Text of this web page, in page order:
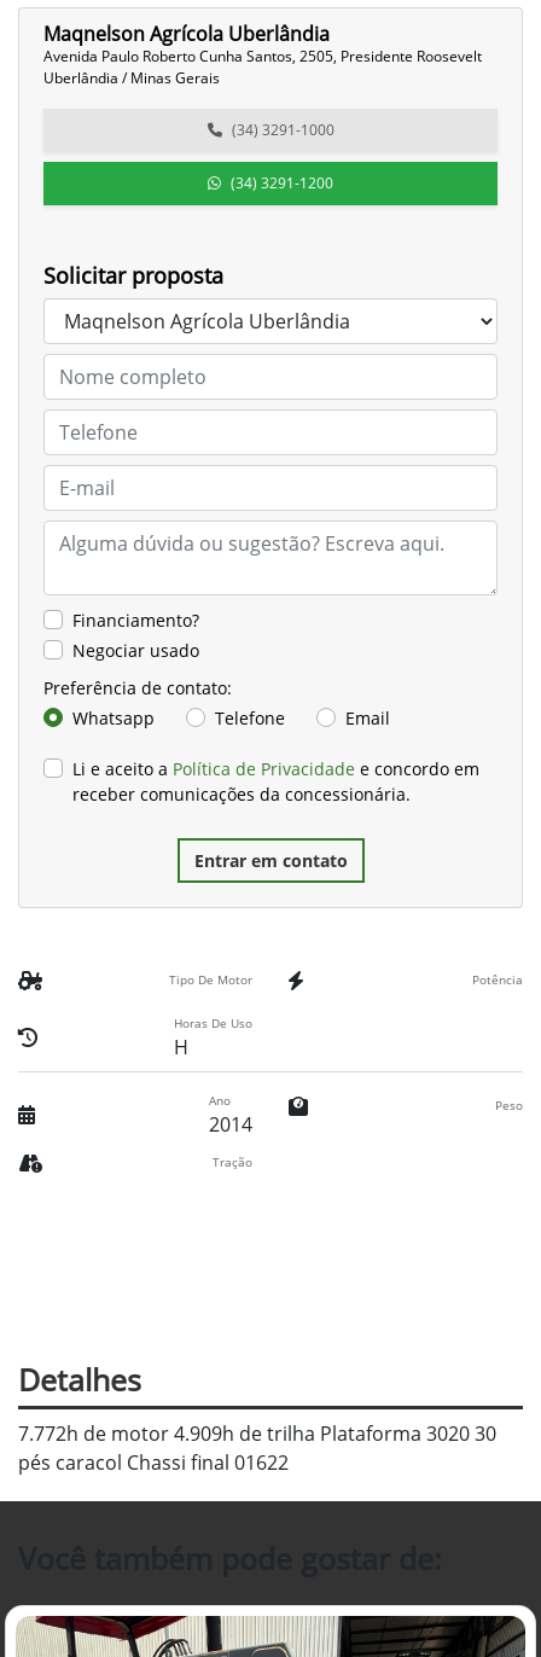
Maqnelson Agrícola Uberlândia
Avenida Paulo Roberto Cunha Santos, 2505, Presidente Roosevelt
Uberlândia / Minas Gerais
(34) 3291-1000
(34) 3291-1200
Solicitar proposta
Financiamento?
Negociar usado
Preferência de contato:
Whatsapp
Telefone Email
Li e aceito a Política de Privacidade e concordo em
receber comunicações da concessionária.
Entrar em contato
Tipo De Motor Potência
Horas De Uso
H
Ano
2014
Peso
Tração
Detalhes
7.772h de motor 4.909h de trilha Plataforma 3020 30
pés caracol Chassi final 01622